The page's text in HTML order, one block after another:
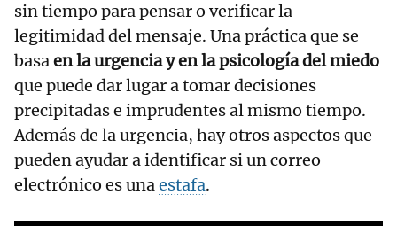
sin tiempo para pensar o verificar la
legitimidad del mensaje. Una práctica que se
basaen la urgencia y en la psicología del miedo
que puede dar lugar a tomar decisiones
precipitadas e imprudentes al mismo tiempo.
Además de la urgencia, hay otros aspectos que
pueden ayudar a identificar si un correo
electrónico es unaestafa.